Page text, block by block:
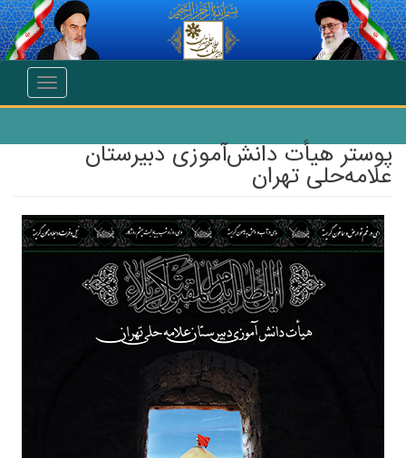
انتقال به محتوای اصلی
Toggle
پوستر هیأت دانش‌آموزی دبیرستان
علامه‌حلی تهران